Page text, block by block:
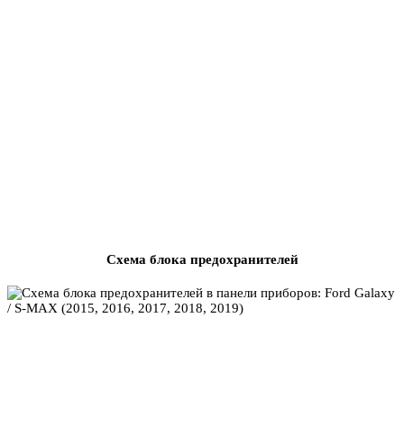
Схема блока предохранителей